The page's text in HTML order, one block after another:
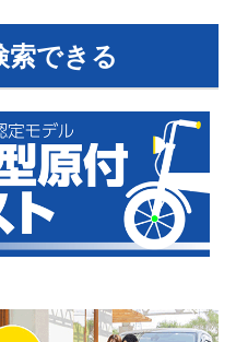
索できる